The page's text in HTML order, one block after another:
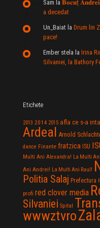
Sam la 𝐁𝐨𝐜𝐮ț
a decedat
Un_Baiat la Drum lin
pace!
Ember stela la Irina
Silvaniei, la Bathory
Etichete
2013 2014 2015 afla ce s-a
Ardeal Arnold
dance Finante fratzica ISU
Multi Ani Alexandra! La Multi
Ani Andrei! La Multi Ani Raul!
Politia Salaj Prefectura
profi red clover media
Silvaniei Spital
wwwztvro